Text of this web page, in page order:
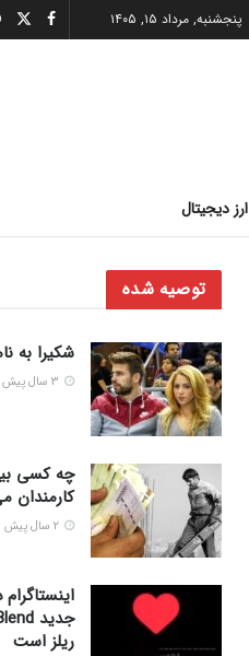
پنجشنبه, مرداد ۱۵, ۱۴۰۵
ارز دیجیتال
توصیه شده
شکیرا به
چه کسی
کارمندان
ریلز است